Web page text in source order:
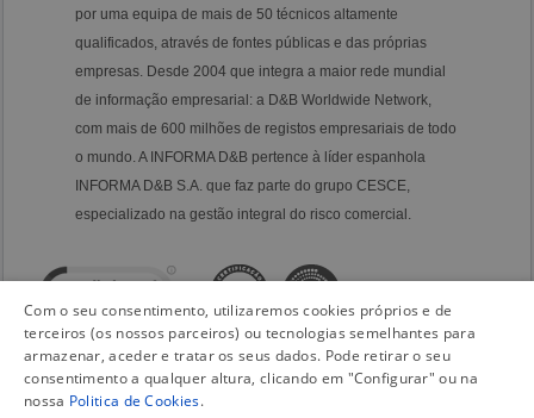
por uma equipa de mais de 50 técnicos altamente
qualificados, através de fontes públicas e das próprias
empresas. Desde 2004 que integra a maior rede mundial
de informação empresarial: a D&B Worldwide Network,
com mais de 600 milhões de registos empresariais de todo
o mundo. A INFORMA D&B pertence à líder espanhola
INFORMA D&B S.A. que faz parte do grupo CESCE,
especializado na gestão integral do risco comercial.
Com o seu consentimento, utilizaremos cookies próprios e de
terceiros (os nossos parceiros) ou tecnologias semelhantes para
armazenar, aceder e tratar os seus dados. Pode retirar o seu
consentimento a qualquer altura, clicando em "Configurar" ou na
nossa Politica de Cookies.